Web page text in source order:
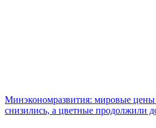
Минэкономразвития: мировые
снизились, а цветные продолжили